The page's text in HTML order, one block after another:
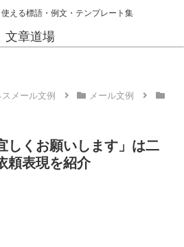
える標語・例文・テンプレート集
文章道場
メール文例
メール文例
しくお願いします」は二
頼表現を紹介